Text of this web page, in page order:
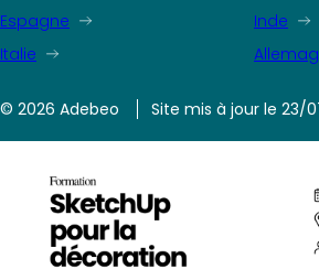
Espagne
Inde
Italie
© 2026 Adebeo Site mis à jour le 23/